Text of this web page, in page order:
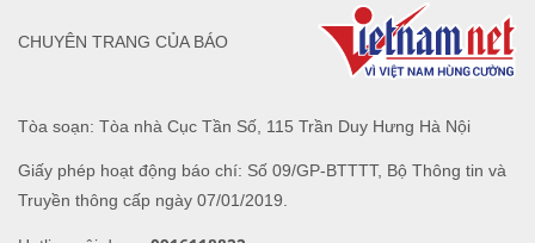
Tòa soạn: Tòa nhà Cục Tần Số, 115 Trần Duy Hưng Hà Nội
Giấy phép hoạt động báo chí: Số 09/GP-BTTTT, Bộ Thông tin và
Truyền thông cấp ngày 07/01/2019.
CHUYÊN TRANG CỦA BÁO